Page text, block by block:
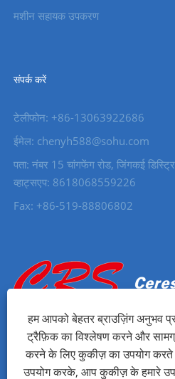
मशीन सहायक उपकरण
संपर्क करें
टेलीफोन: +86-13063922686
ईमेल: chenyh588@sohu.com
पता: नंबर 15 चांगफेंग रोड, जिंगकई
व्हाट्सएप: 8618068559226
Fax: +86-519-88806802
हम आपको बेहतर ब्राउज़िंग अनुभव
ट्रैफ़िक का विश्लेषण करने और
करने के लिए कुकीज़ का उपयोग
उपयोग करके, आप कुकीज़ के हमारे